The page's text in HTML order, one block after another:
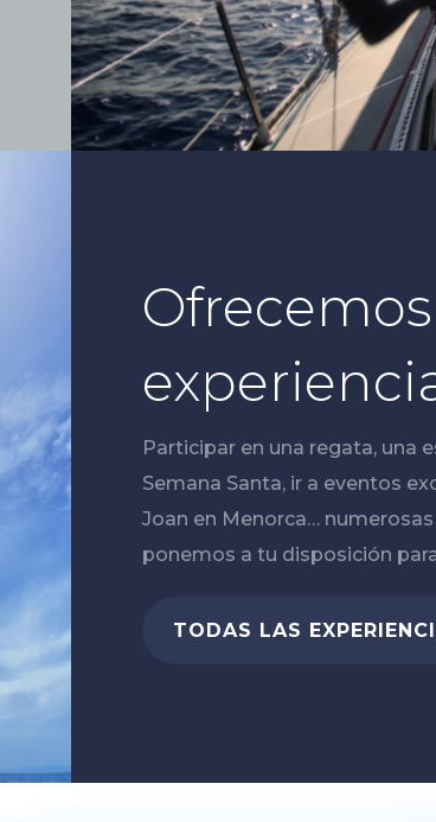
Ofrecemos
Participar en una regata, una
Semana Santa, ir a eventos
Joan en Menorca…
ponemos a tu disposición
TODAS LAS